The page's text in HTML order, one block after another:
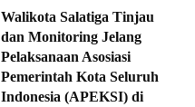
Walikota Salatiga Tinjau
dan Monitoring Jelang
Pelaksanaan Asosiasi
Pemerintah Kota Seluruh
Indonesia (APEKSI) di